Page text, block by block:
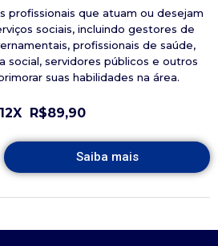
profissionais que atuam ou desejam
sociais, incluindo gestores de
profissionais de saúde,
social, servidores públicos e outros
suas habilidades na área.
12X R$89,90
Saiba mais